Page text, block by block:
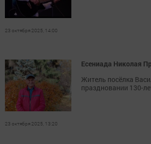
23 октября 2025, 14:00
Есениада Николая
Житель посёлка
праздновании 130-
23 октября 2025, 13:20